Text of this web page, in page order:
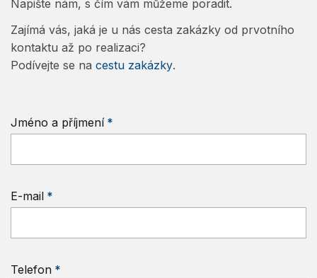
Napište nám, s čím vám můžeme poradit.
Zajímá vás, jaká je u nás cesta zakázky od prvotního
kontaktu až po realizaci?
Podívejte se na cestu zakázky.
Jméno a příjmení
E-mail
Telefon